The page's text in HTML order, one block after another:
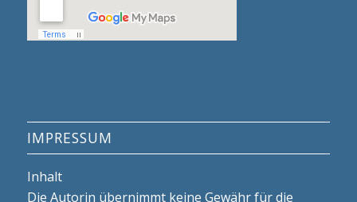
IMPRESSUM
Inhalt
Die Autorin übernimmt keine Gewähr für die